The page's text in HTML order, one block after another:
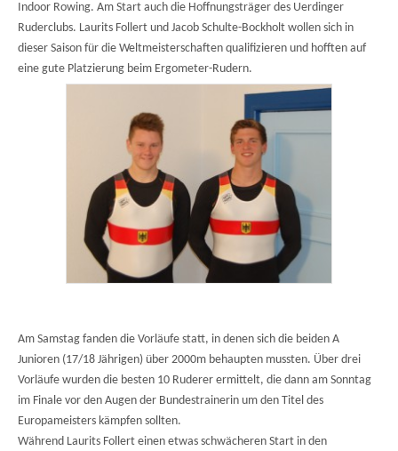
Indoor Rowing. Am Start auch die Hoffnungsträger des Uerdinger
Ruderclubs. Laurits Follert und Jacob Schulte-Bockholt wollen sich in
dieser Saison für die Weltmeisterschaften qualifizieren und hofften auf
eine gute Platzierung beim Ergometer-Rudern.
Am Samstag fanden die Vorläufe statt, in denen sich die beiden A
Junioren (17/18 Jährigen) über 2000m behaupten mussten. Über drei
Vorläufe wurden die besten 10 Ruderer ermittelt, die dann am Sonntag
im Finale vor den Augen der Bundestrainerin um den Titel des
Europameisters kämpfen sollten.
Während Laurits Follert einen etwas schwächeren Start in den